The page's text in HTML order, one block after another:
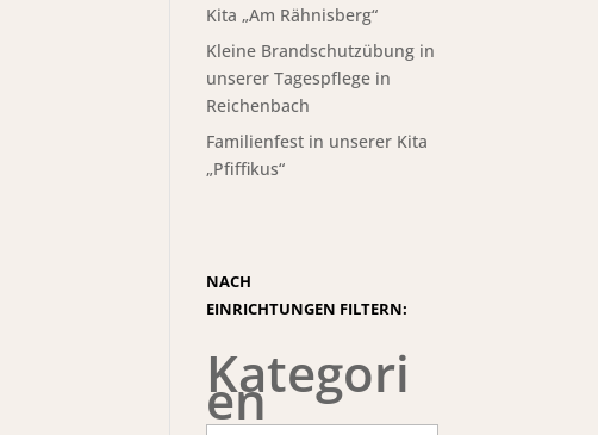
Kita „Am Rähnisberg“
Kleine Brandschutzübung in
unserer Tagespflege in
Reichenbach
Familienfest in unserer Kita
„Pfiffikus“
NACH
EINRICHTUNGEN FILTERN:
Kategori
en